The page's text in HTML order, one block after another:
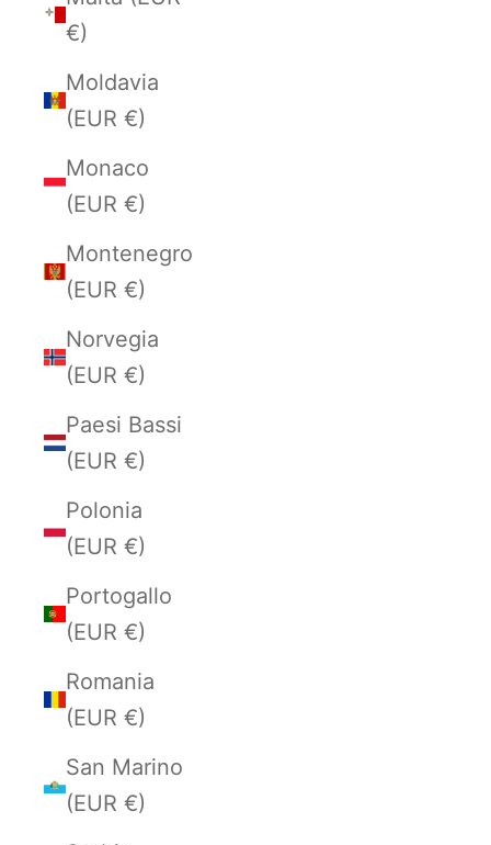
€)
Moldavia
(EUR €)
Monaco
(EUR €)
Montenegro
(EUR €)
Norvegia
(EUR €)
Paesi Bassi
(EUR €)
Polonia
(EUR €)
Portogallo
(EUR €)
Romania
(EUR €)
San Marino
(EUR €)